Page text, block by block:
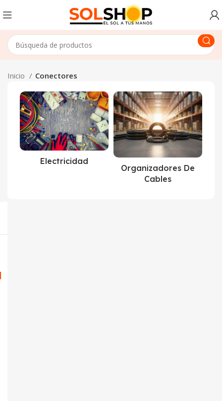
Inicio Conectores
Electricidad
Organizadores De
Cables